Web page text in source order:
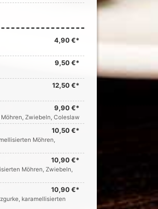
4,90 €*
9,50 €*
12,50 €*
9,90 €*
Zwiebeln, Coleslaw
10,50 €*
Möhren,
10,90 €*
Möhren, Zwiebeln,
10,90 €*
karamellisierten